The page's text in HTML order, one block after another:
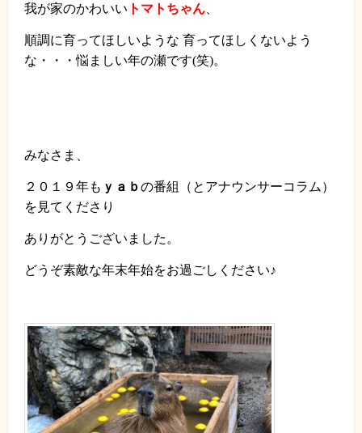
我が家のかわいい トマトちゃん
順調に育ってほしいような 育ってほしくないよう
な・・・悩ましい年の瀬です(笑)。
みなさま、
２０１９年も ｙａｂの番組（とアナウンサーコラム）
を見てくださり
ありがとうございました。
どうぞ素敵な年末年始をお過ごしください♪